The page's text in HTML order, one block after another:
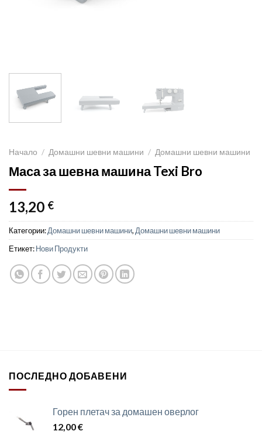
Начало / Домашни шевни машини / Домашни шевни машини
Маса за шевна машина Texi Bro
13,20 €
Категории:Домашни шевни машини, Домашни шевни машини
Етикет:Нови Продукти
ПОСЛЕДНО ДОБАВЕНИ
Горен плетач за домашен оверлог
12,00€